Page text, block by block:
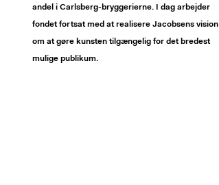
andel i Carlsberg-bryggerierne. I dag arbejder
fondet fortsat med at realisere Jacobsens vision
om at gøre kunsten tilgængelig for det bredest
mulige publikum.